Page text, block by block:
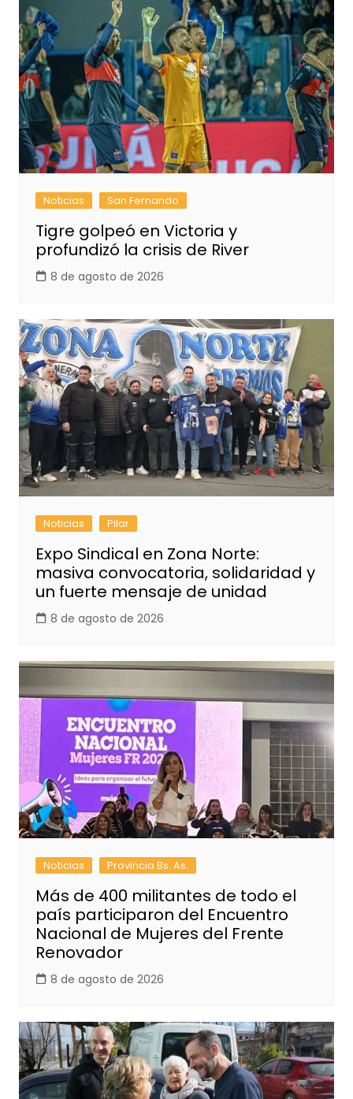
Noticias San Fernando
Tigre golpeó en Victoria y
profundizó la crisis de River
8 de agosto de 2026
Noticias Pilar
Expo Sindical en Zona Norte:
masiva convocatoria, solidaridad y
un fuerte mensaje de unidad
8 de agosto de 2026
Noticias Provincia Bs. As.
Más de 400 militantes de todo el
país participaron del Encuentro
Nacional de Mujeres del Frente
Renovador
8 de agosto de 2026